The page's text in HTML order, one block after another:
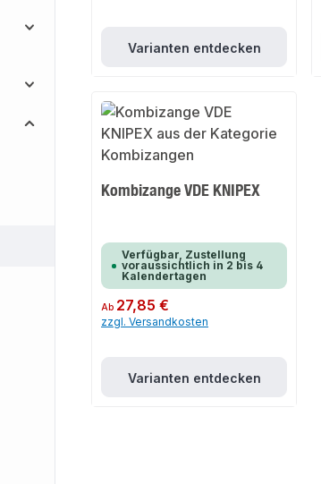
Varianten entdecken
Kombizange VDE KNIPEX
Verfügbar, Zustellung
voraussichtlich in 2 bis 4
Kalendertagen
Regulärer Preis:
Ab 27,85 €
zzgl. Versandkosten
Varianten entdecken